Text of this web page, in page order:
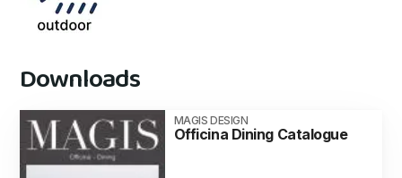
Downloads
MAGIS DESIGN
Officina Dining Catalogue